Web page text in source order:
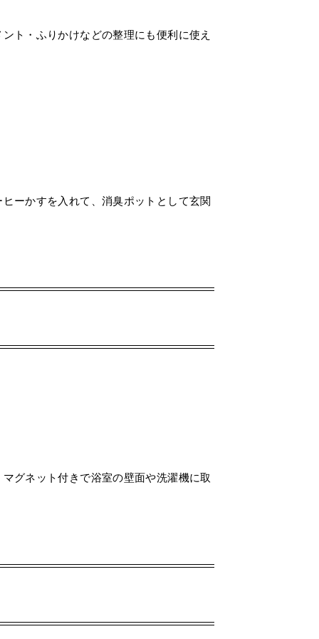
ト・ふりかけなどの整理にも便利に使え
ーかすを入れて、消臭ポットとして玄関
グネット付きで浴室の壁面や洗濯機に取